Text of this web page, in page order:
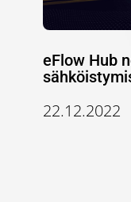
eFlow Hub
22.12.2022